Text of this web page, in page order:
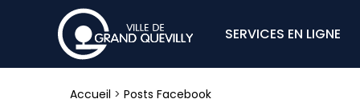
SERVICES EN LIGNE
Accueil > Posts Facebook